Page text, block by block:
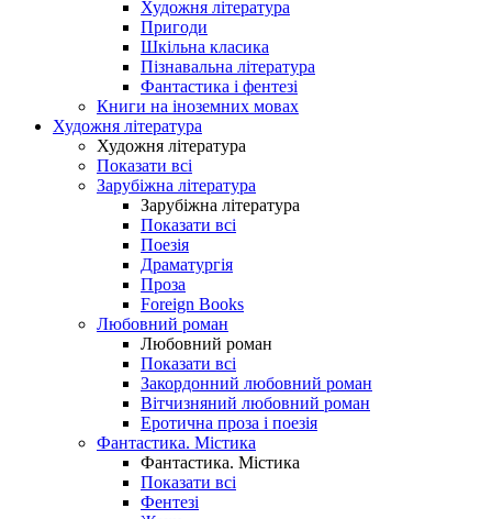
Художня література
Пригоди
Шкільна класика
Пізнавальна література
Фантастика і фентезі
Книги на іноземних мовах
Художня література
Художня література
Показати всі
Зарубіжна література
Зарубіжна література
Показати всі
Поезія
Драматургія
Проза
Foreign Books
Любовний роман
Любовний роман
Показати всі
Закордонний любовний роман
Вітчизняний любовний роман
Еротична проза і поезія
Фантастика. Містика
Фантастика. Містика
Показати всі
Фентезі